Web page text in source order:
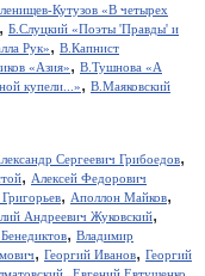
Кутузов «В четырех
, Б.Слуцкий «Поэты 'Правды' и
Рук», В.Капнист
«Азия», В.Тушнова «А
купели...», В.Маяковский
Сергеевич Грибоедов,
, Алексей Федорович
, Аполлон Майков,
Андреевич Жуковский,
, Владимир
, Георгий Иванов, Георгий